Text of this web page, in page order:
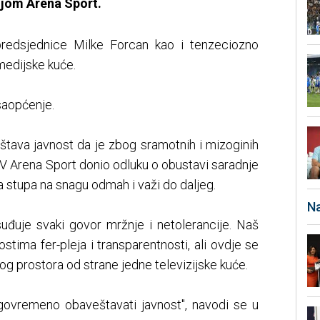
Arena Sport.
Milke Forcan kao i tenzeciozno
kuće.
javnost da je zbog sramotnih i mizoginih
Arena Sport donio odluku o obustavi saradnje
na snagu odmah i važi do daljeg.
svaki govor mržnje i netolerancije. Naš
fer-pleja i transparentnosti, ali ovdje se
prostora od strane jedne televizijske kuće.
obaveštavati javnost", navodi se u